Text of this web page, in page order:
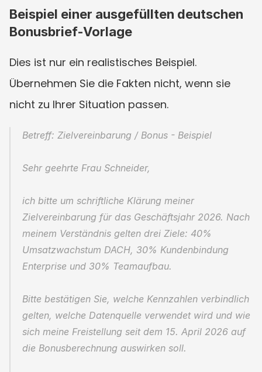
Beispiel einer ausgefüllten deutschen
Bonusbrief-Vorlage
Dies ist nur ein realistisches Beispiel.
Übernehmen Sie die Fakten nicht, wenn sie
nicht zu Ihrer Situation passen.
Betreff: Zielvereinbarung / Bonus - Beispiel
Sehr geehrte Frau Schneider,
ich bitte um schriftliche Klärung meiner
Zielvereinbarung für das Geschäftsjahr 2026. Nach
meinem Verständnis gelten drei Ziele: 40%
Umsatzwachstum DACH, 30% Kundenbindung
Enterprise und 30% Teamaufbau.
Bitte bestätigen Sie, welche Kennzahlen verbindlich
gelten, welche Datenquelle verwendet wird und wie
sich meine Freistellung seit dem 15. April 2026 auf
die Bonusberechnung auswirken soll.